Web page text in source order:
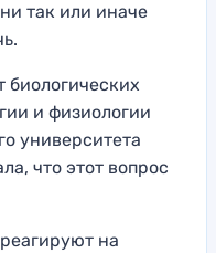
так или иначе
биологических
и физиологии
университета
что этот вопрос
на